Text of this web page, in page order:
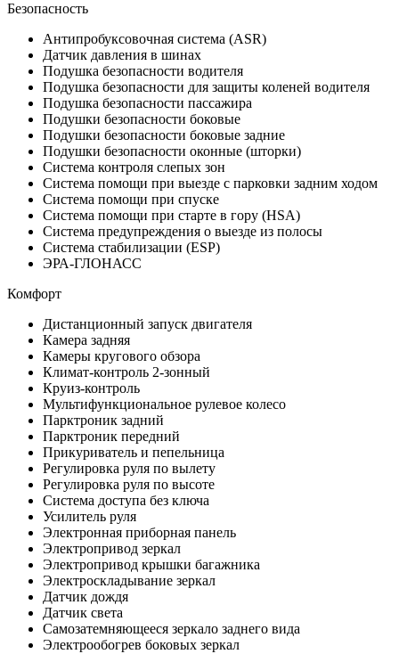
Безопасность
Антипробуксовочная система (ASR)
Датчик давления в шинах
Подушка безопасности водителя
Подушка безопасности для защиты коленей водителя
Подушка безопасности пассажира
Подушки безопасности боковые
Подушки безопасности боковые задние
Подушки безопасности оконные (шторки)
Система контроля слепых зон
Система помощи при выезде с парковки задним ходом
Система помощи при спуске
Система помощи при старте в гору (HSA)
Система предупреждения о выезде из полосы
Система стабилизации (ESP)
ЭРА-ГЛОНАСС
Комфорт
Дистанционный запуск двигателя
Камера задняя
Камеры кругового обзора
Климат-контроль 2-зонный
Круиз-контроль
Мультифункциональное рулевое колесо
Парктроник задний
Парктроник передний
Прикуриватель и пепельница
Регулировка руля по вылету
Регулировка руля по высоте
Система доступа без ключа
Усилитель руля
Электронная приборная панель
Электропривод зеркал
Электропривод крышки багажника
Электроскладывание зеркал
Датчик дождя
Датчик света
Самозатемняющееся зеркало заднего вида
Электрообогрев боковых зеркал